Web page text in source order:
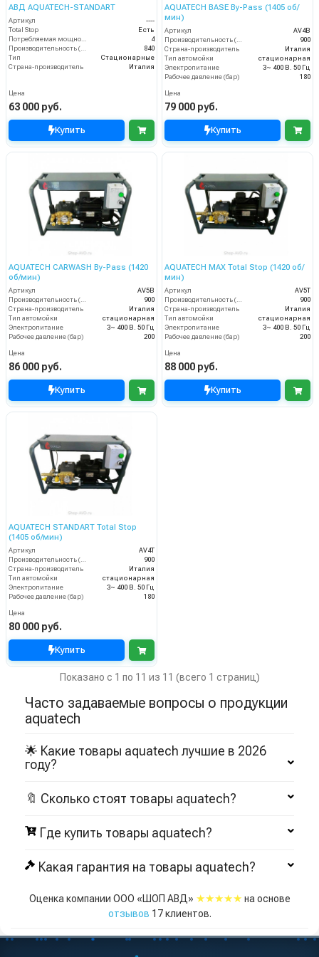
АВД AQUATECH-STANDART
Артикул
----
Total Stop
Есть
4
840
Тип
Стационарные
Страна-производитель
Италия
Цена
63 000 руб.
Купить
AQUATECH BASE By-Pass (1405 об/
мин)
Артикул
AV4B
900
Страна-производитель
Италия
Тип автомойки
стационарная
Электропитание
3~ 400 В. 50 Гц
Рабочее давление (бар)
180
Цена
79 000 руб.
Купить
AQUATECH CARWASH By-Pass (1420
об/мин)
Артикул
AV5B
Производительность (л/ч)
900
Страна-производитель
Италия
Тип автомойки
стационарная
Электропитание
3~ 400 В. 50 Гц
Рабочее давление (бар)
200
Цена
86 000 руб.
Купить
AQUATECH MAX Total Stop (1420 об/
мин)
Артикул
AV5T
Производительность (л/ч)
900
Страна-производитель
Италия
Тип автомойки
стационарная
Электропитание
3~ 400 В. 50 Гц
Рабочее давление (бар)
200
Цена
88 000 руб.
Купить
AQUATECH STANDART Total Stop
(1405 об/мин)
Артикул
AV4T
Производительность (л/ч)
900
Страна-производитель
Италия
Тип автомойки
стационарная
Электропитание
3~ 400 В. 50 Гц
Рабочее давление (бар)
180
Цена
80 000 руб.
Купить
Показано с 1 по 11 из 11 (всего 1 страниц)
Часто задаваемые вопросы о продукции
aquatech
🌟 Какие товары aquatech лучшие в 2026
году?
🔖 Сколько стоят товары aquatech?
Где купить товары aquatech?
Какая гарантия на товары aquatech?
Оценка компании ООО «ШОП АВД» ★★★★★ на основе
отзывов 17клиентов.